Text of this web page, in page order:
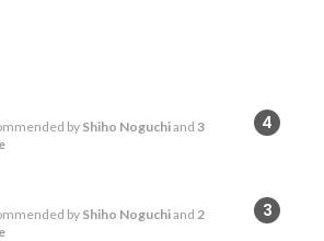
4
by Shiho Noguchiand 3
3
by Shiho Noguchiand 2